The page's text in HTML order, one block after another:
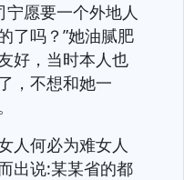
宁愿要一个外地人
了吗？”她油腻肥
好，当时本人也
，不想和她一
人何必为难女人
出说:某某省的都